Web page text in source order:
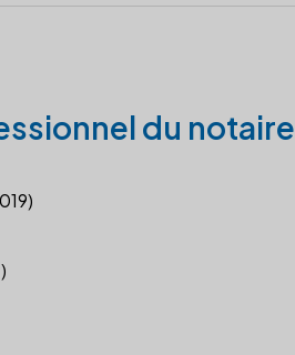
du notaire